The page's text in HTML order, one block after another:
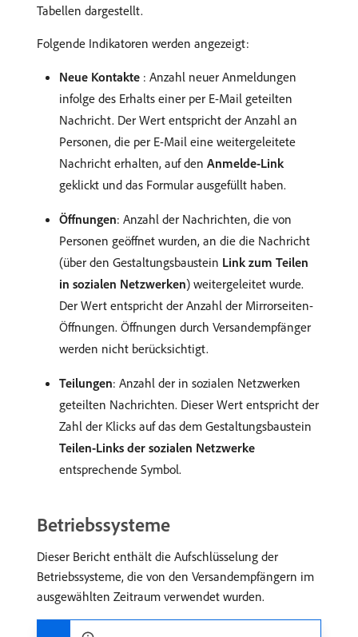
Tabellen dargestellt.
Folgende Indikatoren werden angezeigt:
Neue Kontakte : Anzahl neuer Anmeldungen
infolge des Erhalts einer per E-Mail geteilten
Nachricht. Der Wert entspricht der Anzahl an
Personen, die per E-Mail eine weitergeleitete
Nachricht erhalten, auf den Anmelde-Link
geklickt und das Formular ausgefüllt haben.
Öffnungen: Anzahl der Nachrichten, die von
Personen geöffnet wurden, an die die Nachricht
(über den Gestaltungsbaustein Link zum Teilen
in sozialen Netzwerken) weitergeleitet wurde.
Der Wert entspricht der Anzahl der Mirrorseiten-
Öffnungen. Öffnungen durch Versandempfänger
werden nicht berücksichtigt.
Teilungen: Anzahl der in sozialen Netzwerken
geteilten Nachrichten. Dieser Wert entspricht der
Zahl der Klicks auf das dem Gestaltungsbaustein
Teilen-Links der sozialen Netzwerke
entsprechende Symbol.
Betriebssysteme
Dieser Bericht enthält die Aufschlüsselung der
Betriebssysteme, die von den Versandempfängern im
ausgewählten Zeitraum verwendet wurden.